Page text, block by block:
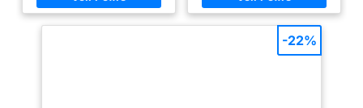
Noir Gris Violet Rose 36-
42EU
extérieure : le composé exclusif
des résultats de traction
exceptionnels sur les surfaces
extérieures tout en offrant un
-22%